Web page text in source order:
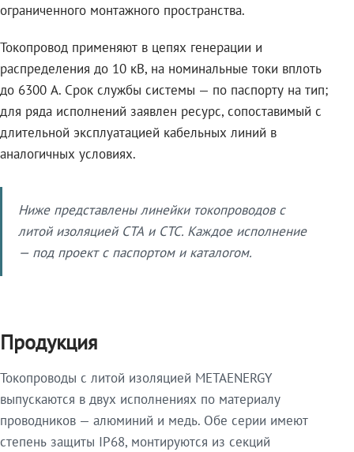
ограниченного монтажного пространства.
Токопровод применяют в цепях генерации и
распределения до 10 кВ, на номинальные токи вплоть
до 6300 А. Срок службы системы — по паспорту на тип;
для ряда исполнений заявлен ресурс, сопоставимый с
длительной эксплуатацией кабельных линий в
аналогичных условиях.
Ниже представлены линейки токопроводов с
литой изоляцией СТА и СТС. Каждое исполнение
— под проект с паспортом и каталогом.
Продукция
Токопроводы с литой изоляцией METAENERGY
выпускаются в двух исполнениях по материалу
проводников — алюминий и медь. Обе серии имеют
степень защиты IP68, монтируются из секций